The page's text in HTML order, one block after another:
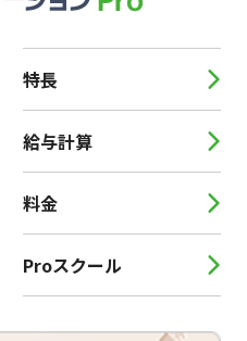
特長
給与計算
料金
Proスクール